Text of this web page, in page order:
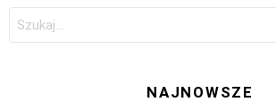
Szukaj:
NAJNOWSZE